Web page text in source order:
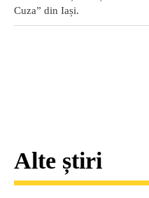
Cuza” din Iași.
Alte știri